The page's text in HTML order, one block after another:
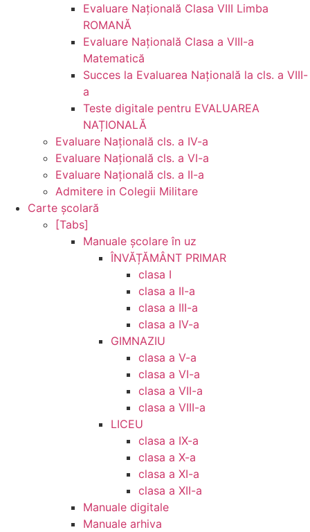
Evaluare Naţională Clasa VIII Limba
ROMANĂ
Evaluare Naţională Clasa a VIII-a
Matematică
Succes la Evaluarea Națională la cls. a VIII-
a
Teste digitale pentru EVALUAREA
NAȚIONALĂ
Evaluare Naţională cls. a IV-a
Evaluare Naţională cls. a VI-a
Evaluare Naţională cls. a II-a
Admitere in Colegii Militare
Carte şcolară
[Tabs]
Manuale şcolare în uz
ÎNVĂȚĂMÂNT PRIMAR
clasa I
clasa a II-a
clasa a III-a
clasa a IV-a
GIMNAZIU
clasa a V-a
clasa a VI-a
clasa a VII-a
clasa a VIII-a
LICEU
clasa a IX-a
clasa a X-a
clasa a XI-a
clasa a XII-a
Manuale digitale
Manuale arhiva